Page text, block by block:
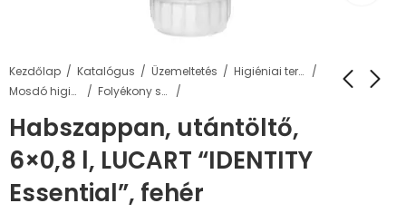
Kezdőlap Katalógus Üzemeltetés
Higiéniai termékek
Mosdó higiénia
Folyékony szappanok és adagolók
Habszappan, utántöltő,
6×0,8 l, LUCART “IDENTITY
Essential”, fehér